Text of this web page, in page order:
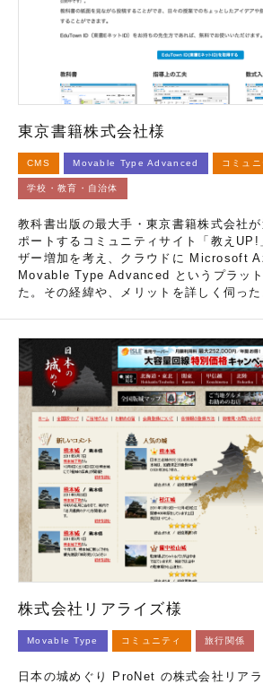
東京書籍株式会社様
CMS Movable Type Advanced コミュニ
学校・教育・自治体
教科書出版の最大手・東京書籍株式会社
ポートするコミュニティサイト「教えUP!
ザー増加を考え、クラウドに Microsoft
Movable Type Advanced というプラッ
た。その経緯や、メリットを詳しく伺った
株式会社リアライズ様
Movable Type コミュニティ 旅行関係
日本の城めぐり ProNet の株式会社リア